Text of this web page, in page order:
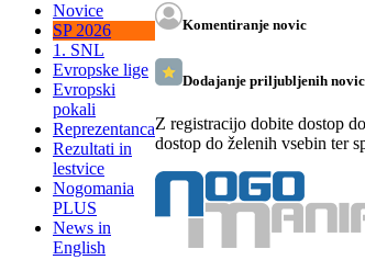
Novice
SP 2026
1. SNL
Evropske lige
Evropski
pokali
Reprezentanca
Rezultati in
lestvice
Nogomania
PLUS
News in
English
Komentiranje novic
Dodajanje priljubljenih novic
Z registracijo dobite dostop
dostop do želenih vsebin ter